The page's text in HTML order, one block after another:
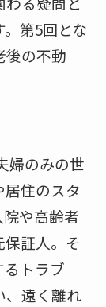
第5回とな
後の不動
婦のみの世
住のスタ
や高齢者
証⼈。そ
るトラブ
、遠く離れ